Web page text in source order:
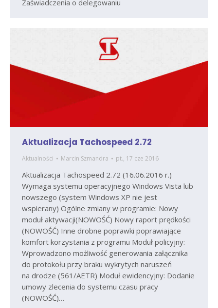
Zaświadczenia o delegowaniu
Aktualizacja Tachospeed 2.72
Aktualności Marcin Szmandra pt., 17 cze 2016
Aktualizacja Tachospeed 2.72 (16.06.2016 r.)
Wymaga systemu operacyjnego Windows Vista lub
nowszego (system Windows XP nie jest
wspierany) Ogólne zmiany w programie: Nowy
moduł aktywacji(NOWOŚĆ) Nowy raport prędkości
(NOWOŚĆ) Inne drobne poprawki poprawiające
komfort korzystania z programu Moduł policyjny:
Wprowadzono możliwość generowania załącznika
do protokołu przy braku wykrytych naruszeń
na drodze (561/AETR) Moduł ewidencyjny: Dodanie
umowy zlecenia do systemu czasu pracy
(NOWOŚĆ)…